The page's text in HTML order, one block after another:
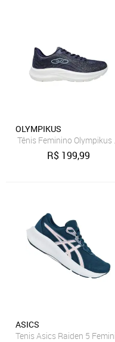
OLYMPIKUS
Tênis Feminino Olympikus
R$ 199,99
ASICS
Tenis Asics Raiden 5